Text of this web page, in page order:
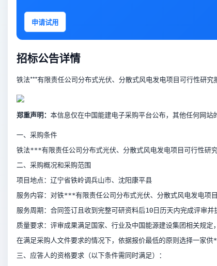
申请试用
招标公告详情
铁法***有限责任公司分布式光伏、分散式风电发电项目可行性研
郑重声明： 本信息仅在中国能建电子采购平台公布，其他任何网站
一、采购条件
铁法***有限责任公司分布式光伏、分散式风电发电项目可行性研
二、采购概况和采购范围
项目地点：辽宁省铁岭调兵山市、沈阳康平县
服务内容：对铁***有限责任公司分布式光伏、分散式风电发电项
服务周期：合同签订且收到完整可研资料后10日历天内完成评审并
质量要求：评审成果满足国家、行业及中国能源建设集团相关规
在满足采购人文件要求的情况下，依据报价最低的原则选择一家
三、应答人的资格要求（以下条件需同时满足）：